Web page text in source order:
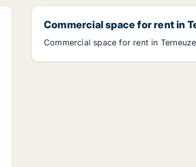
Commercial space for rent in
Commercial space for rent in